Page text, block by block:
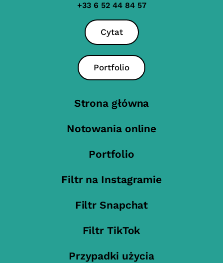
+33 6 52 44 84 57
Cytat
Portfolio
Strona główna
Notowania online
Portfolio
Filtr na Instagramie
Filtr Snapchat
Filtr TikTok
Przypadki użycia